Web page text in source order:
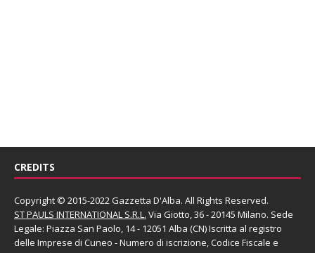
CREDITS
Copyright © 2015-2022 Gazzetta D'Alba. All Rights Reserved.
ST PAULS INTERNATIONAL S.R.L. Via Giotto, 36 - 20145 Milano. Sede
Legale: Piazza San Paolo, 14 - 12051 Alba (CN) Iscritta al registro
delle Imprese di Cuneo - Numero di iscrizione, Codice Fiscale e